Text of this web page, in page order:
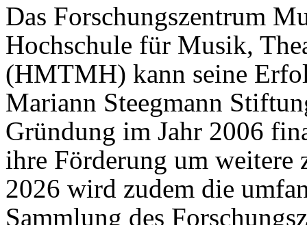
Das Forschungszentrum
Hochschule für Musik,
(HMTMH) kann seine
Mariann Steegmann
Gründung im Jahr 2006
ihre Förderung um weitere
2026 wird zudem die
Sammlung des